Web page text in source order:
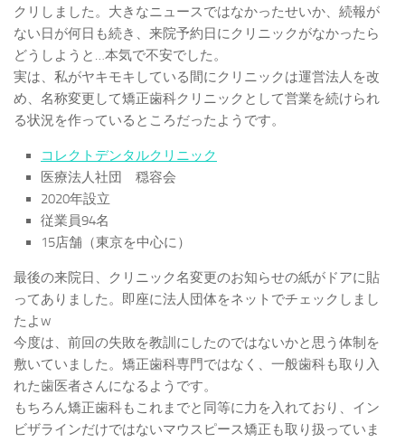
クリしました。大きなニュースではなかったせいか、続報が
ない日が何日も続き、来院予約日にクリニックがなかったら
どうしようと…本気で不安でした。
実は、私がヤキモキしている間にクリニックは運営法人を改
め、名称変更して矯正歯科クリニックとして営業を続けられ
る状況を作っているところだったようです。
コレクトデンタルクリニック
医療法人社団 穏容会
2020年設立
従業員94名
15店舗（東京を中心に）
最後の来院日、クリニック名変更のお知らせの紙がドアに貼
ってありました。即座に法人団体をネットでチェックしまし
たよw
今度は、前回の失敗を教訓にしたのではないかと思う体制を
敷いていました。矯正歯科専門ではなく、一般歯科も取り入
れた歯医者さんになるようです。
もちろん矯正歯科もこれまでと同等に力を入れており、イン
ビザラインだけではないマウスピース矯正も取り扱っていま